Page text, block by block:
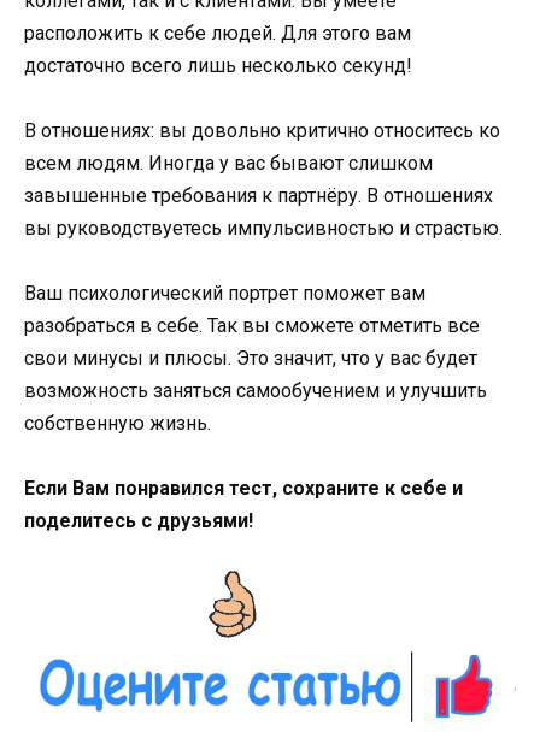
расположить к себе людей. Для этого вам
достаточно всего лишь несколько секунд!
В отношениях: вы довольно критично относитесь ко
всем людям. Иногда у вас бывают слишком
завышенные требования к партнёру. В отношениях
вы руководствуетесь импульсивностью и страстью.
Ваш психологический портрет поможет вам
разобраться в себе. Так вы сможете отметить все
свои минусы и плюсы. Это значит, что у вас будет
возможность заняться самообучением и улучшить
собственную жизнь.
Если Вам понравился тест, сохраните к себе и
поделитесь с друзьями!